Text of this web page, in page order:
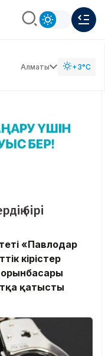
Алматы +3°C
бірі
«Павлодар
кірістер
қатысты